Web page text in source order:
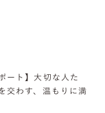
ート】大切な人た
交わす、温もりに満